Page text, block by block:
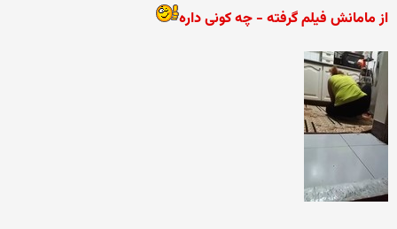
از مامانش فیلم گرفته - چه کونی داره